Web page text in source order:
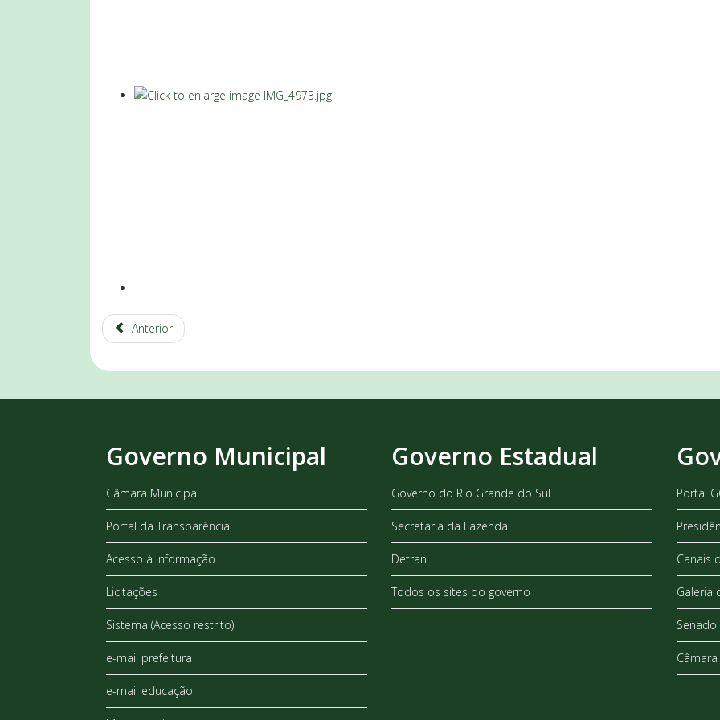
Anterior
Governo Municipal
Câmara Municipal
Portal da Transparência
Acesso à Informação
Licitações
Sistema (Acesso restrito)
e-mail prefeitura
e-mail educação
Governo Estadual
Governo do Rio Grande do Sul
Secretaria da Fazenda
Detran
Todos os sites do governo
Portal
Canais
Galeria
Senado